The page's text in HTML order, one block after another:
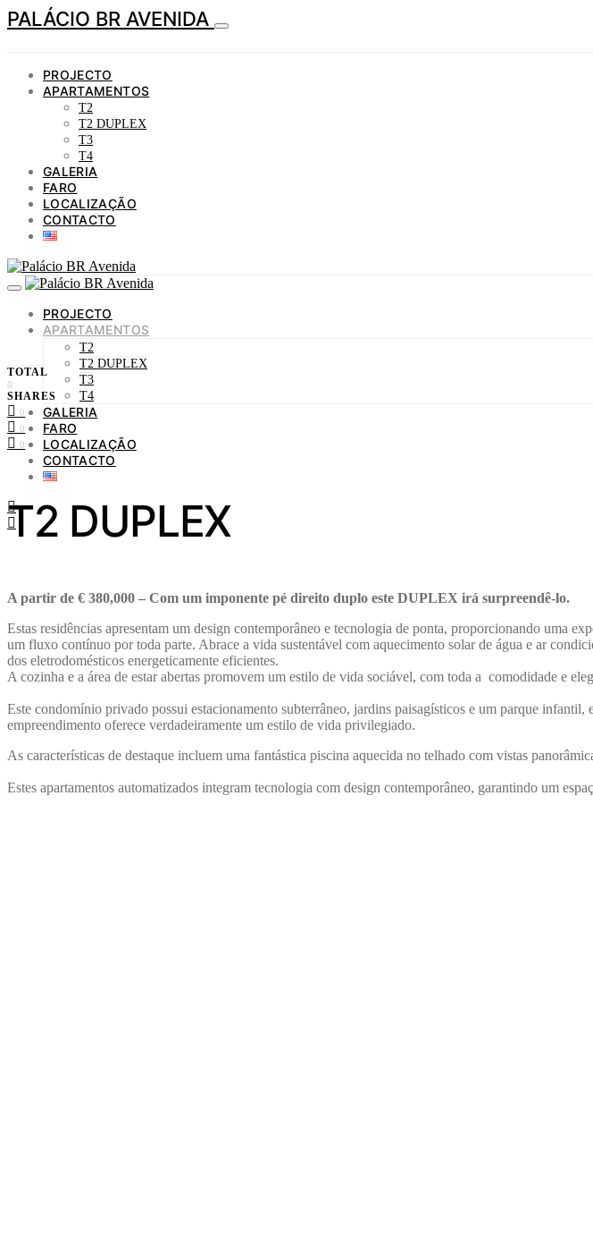
PALÁCIO BR AVENIDA
PROJECTO
APARTAMENTOS
T2
T2 DUPLEX
T3
T4
GALERIA
FARO
LOCALIZAÇÃO
CONTACTO
PROJECTO
APARTAMENTOS
T2
T2 DUPLEX
T3
T4
GALERIA
FARO
LOCALIZAÇÃO
CONTACTO
TOTAL
0
SHARES
0
0
0
T2 DUPLEX
A partir de € 380,000 – Com um imponente pé direito duplo este DUPLEX irá surpreendê-lo.
Estas residências apresentam um design contemporâneo e tecnologia de ponta, proporcionando uma
um fluxo contínuo por toda parte. Abrace a vida sustentável com aquecimento solar de água e ar
dos eletrodomésticos energeticamente eficientes.
A cozinha e a área de estar abertas promovem um estilo de vida sociável, com toda a comodidade e
Este condomínio privado possui estacionamento subterrâneo, jardins paisagísticos e um parque
empreendimento oferece verdadeiramente um estilo de vida privilegiado.
As características de destaque incluem uma fantástica piscina aquecida no telhado com vistas
Estes apartamentos automatizados integram tecnologia com design contemporâneo, garantindo um